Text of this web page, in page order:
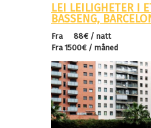
LEI LEILIGHETER I
BASSENG,
Fra 88€ / natt
Fra 1500€ / måned